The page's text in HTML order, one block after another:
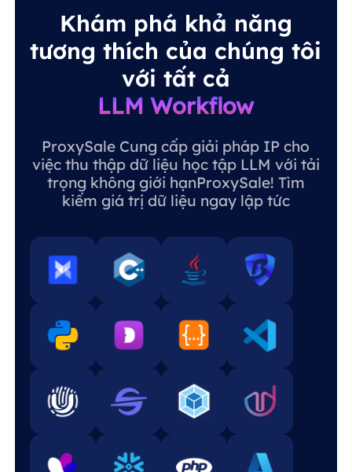
Khám phá khả năng
tương thích của chúng tôi
với tất cả
LLM Workflow
ProxySale Cung cấp giải pháp IP cho
việc thu thập dữ liệu học tập LLM với tải
trọng không giới hạnProxySale! Tìm
kiếm giá trị dữ liệu ngay lập tức